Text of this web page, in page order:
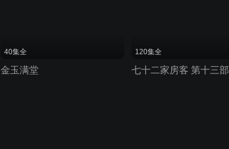
40集全
金玉满堂
120集全
七十二家房客 第十三部